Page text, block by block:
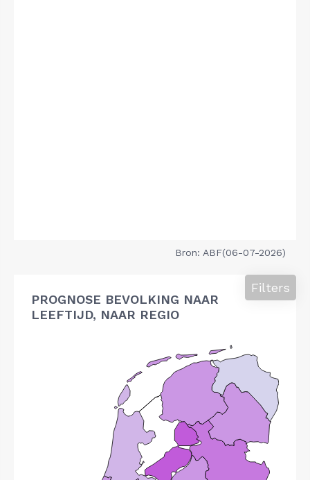
Bron: ABF(06-07-2026)
PROGNOSE BEVOLKING NAAR
LEEFTIJD, NAAR REGIO
Filters